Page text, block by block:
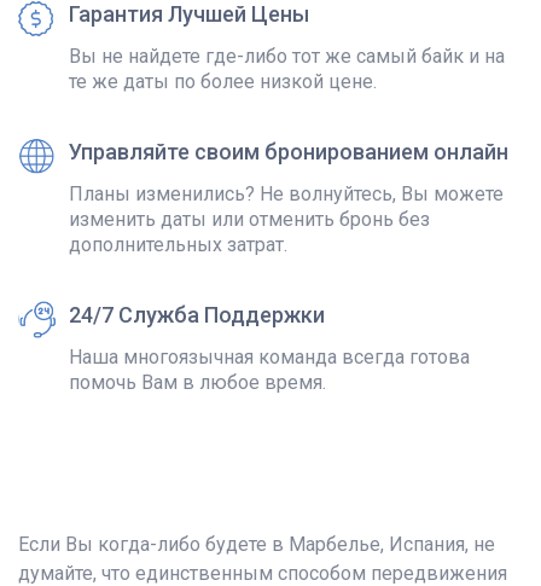
Гарантия Лучшей Цены
Вы не найдете где-либо тот же самый байк и на
те же даты по более низкой цене.
Управляйте своим бронированием онлайн
Планы изменились? Не волнуйтесь, Вы можете
изменить даты или отменить бронь без
дополнительных затрат.
24/7 Служба Поддержки
Наша многоязычная команда всегда готова
помочь Вам в любое время.
Если Вы когда-либо будете в Марбелье, Испания, не
думайте, что единственным способом передвижения